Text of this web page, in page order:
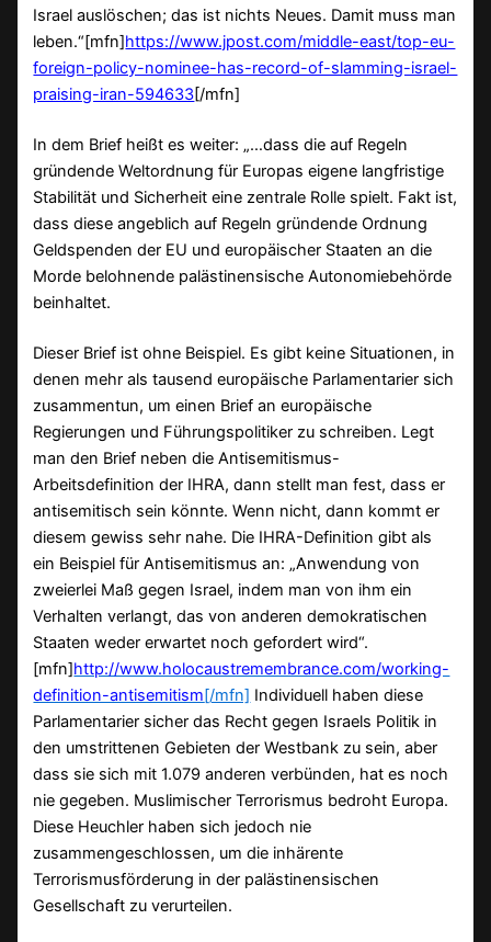
Israel auslöschen; das ist nichts Neues. Damit muss man
leben.“[mfn]https://www.jpost.com/middle-east/top-eu-
foreign-policy-nominee-has-record-of-slamming-israel-
praising-iran-594633[/mfn]
In dem Brief heißt es weiter: „…dass die auf Regeln
gründende Weltordnung für Europas eigene langfristige
Stabilität und Sicherheit eine zentrale Rolle spielt. Fakt ist,
dass diese angeblich auf Regeln gründende Ordnung
Geldspenden der EU und europäischer Staaten an die
Morde belohnende palästinensische Autonomiebehörde
beinhaltet.
Dieser Brief ist ohne Beispiel. Es gibt keine Situationen, in
denen mehr als tausend europäische Parlamentarier sich
zusammentun, um einen Brief an europäische
Regierungen und Führungspolitiker zu schreiben. Legt
man den Brief neben die Antisemitismus-
Arbeitsdefinition der IHRA, dann stellt man fest, dass er
antisemitisch sein könnte. Wenn nicht, dann kommt er
diesem gewiss sehr nahe. Die IHRA-Definition gibt als
ein Beispiel für Antisemitismus an: „Anwendung von
zweierlei Maß gegen Israel, indem man von ihm ein
Verhalten verlangt, das von anderen demokratischen
Staaten weder erwartet noch gefordert wird“.
[mfn]http://www.holocaustremembrance.com/working-
definition-antisemitism[/mfn] Individuell haben diese
Parlamentarier sicher das Recht gegen Israels Politik in
den umstrittenen Gebieten der Westbank zu sein, aber
dass sie sich mit 1.079 anderen verbünden, hat es noch
nie gegeben. Muslimischer Terrorismus bedroht Europa.
Diese Heuchler haben sich jedoch nie
zusammengeschlossen, um die inhärente
Terrorismusförderung in der palästinensischen
Gesellschaft zu verurteilen.